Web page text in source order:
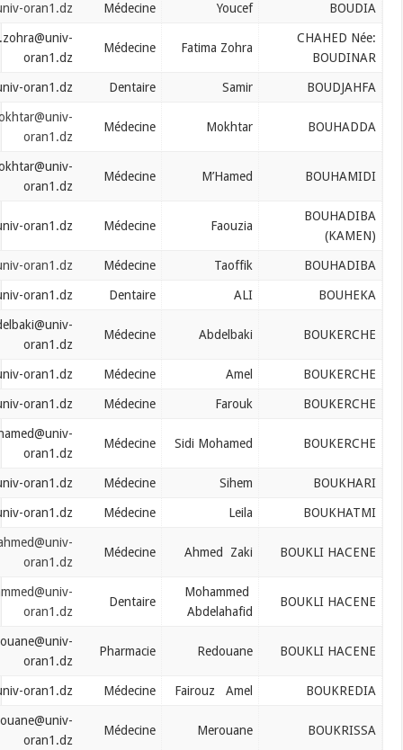
Youcef
Médecine
boudia.youcef@univ-oran1.dz
Médecine
boudinarfatima.zohra@univ-
Samir
Dentaire
boudjahfa.samir@univ-oran1.dz
Mokhtar
Médecine
bouhadda.mokhtar@univ-
M’Hamed
Médecine
bouhadda.mokhtar@univ-
Médecine
bouhadiba.fouzia@univ-oran1.dz
Taoffik
Médecine
bouhadiba.touffik@univ-oran1.dz
ALI
Dentaire
bouheka.ali@univ-oran1.dz
Abdelbaki
Médecine
boukerche.abdelbaki@univ-
Amel
Médecine
boukerche.amel@univ-oran1.dz
Farouk
Médecine
boukerche.farouk@univ-oran1.dz
Sidi Mohamed
Médecine
boukerche.sidimohamed@univ-
Sihem
Médecine
boukhari.sihem@univ-oran1.dz
Leila
Médecine
boukhatmi.leila@univ-oran1.dz
Ahmed Zaki
Médecine
bouklihacene.ahmed@univ-
bouklihacene.mohammed@univ-
oran1.dz
Redouane
Pharmacie
bouklihacene.redouane@univ-
Fairouz Amel
Médecine
boukredia.fairouz@univ-oran1.dz
Merouane
Médecine
boukrissa.merouane@univ-